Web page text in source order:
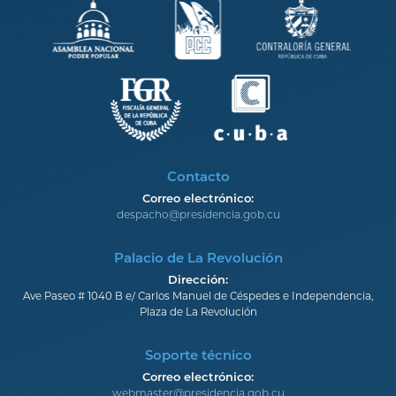
Contacto
Correo electrónico:
despacho@presidencia.gob.cu
Palacio de La Revolución
Dirección:
Ave Paseo # 1040 B e/ Carlos Manuel de Céspedes e Independencia,
Plaza de La Revolución
Soporte técnico
Correo electrónico:
webmaster@presidencia.gob.cu